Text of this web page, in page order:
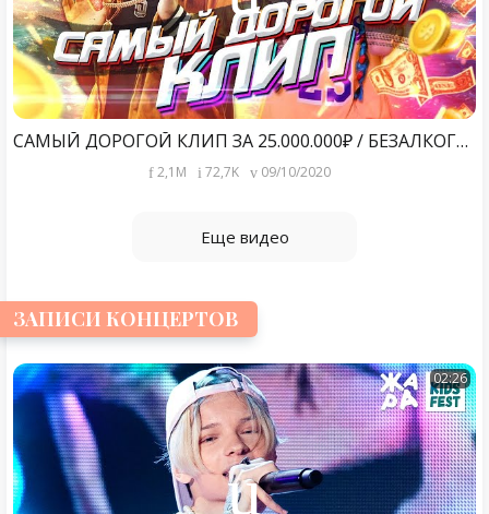
САМЫЙ ДОРОГОЙ КЛИП ЗА 25.000.000₽ / БЕЗАЛКОГОЛЬНОЕ ВИНО ( премьера 2020 ) Егор Шип feat. Ганвест
2,1M 72,7K 09/10/2020
Еще видео
ЗАПИСИ КОНЦЕРТОВ
02:26